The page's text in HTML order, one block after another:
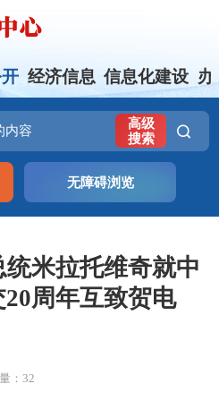
经济信息 信息化建设 办
高级
搜索
无障碍浏览
米拉托维奇就中
周年互致贺电
：32